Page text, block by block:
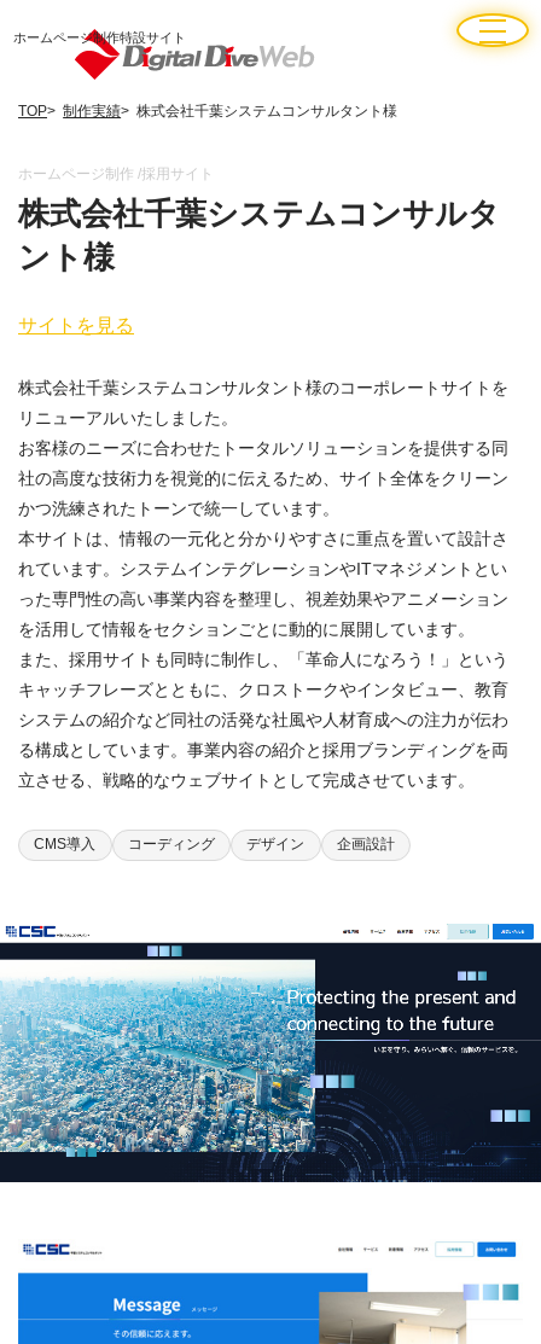
ホームページ制作特設サイト
TOP 制作実績 株式会社千葉システムコンサルタント様
ホームページ制作 採用サイト
株式会社千葉システムコンサルタ
ント様
サイトを見る
株式会社千葉システムコンサルタント様のコーポレートサイトを
リニューアルいたしました。
お客様のニーズに合わせたトータルソリューションを提供する同
社の高度な技術力を視覚的に伝えるため、サイト全体をクリーン
かつ洗練されたトーンで統一しています。
本サイトは、情報の一元化と分かりやすさに重点を置いて設計さ
れています。システムインテグレーションやITマネジメントとい
った専門性の高い事業内容を整理し、視差効果やアニメーション
を活用して情報をセクションごとに動的に展開しています。
また、採用サイトも同時に制作し、「革命人になろう！」という
キャッチフレーズとともに、クロストークやインタビュー、教育
システムの紹介など同社の活発な社風や人材育成への注力が伝わ
る構成としています。事業内容の紹介と採用ブランディングを両
立させる、戦略的なウェブサイトとして完成させています。
CMS導入 コーディング デザイン 企画設計